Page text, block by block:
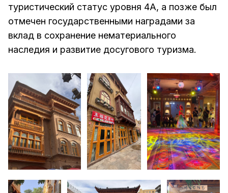
туристический статус уровня 4A, а позже был
отмечен государственными наградами за
вклад в сохранение нематериального
наследия и развитие досугового туризма.